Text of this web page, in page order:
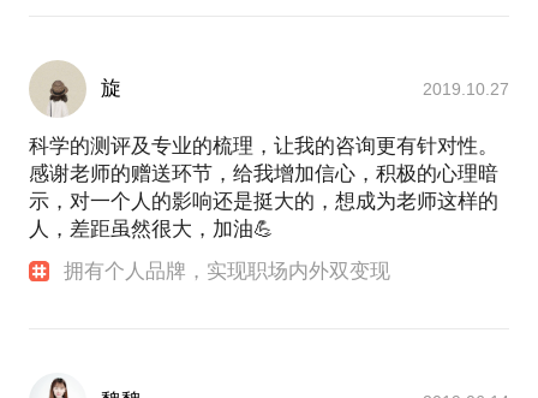
旋 2019.10.27
科学的测评及专业的梳理，让我的咨询更有针对性。
感谢老师的赠送环节，给我增加信心，积极的心理暗
示，对一个人的影响还是挺大的，想成为老师这样的
人，差距虽然很大，加油💪
拥有个人品牌，实现职场内外双变现